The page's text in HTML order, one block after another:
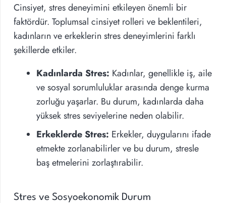
Cinsiyet, stres deneyimini etkileyen önemli bir
faktördür. Toplumsal cinsiyet rolleri ve beklentileri,
kadınların ve erkeklerin stres deneyimlerini farklı
şekillerde etkiler.
Kadınlarda Stres: Kadınlar, genellikle iş, aile
ve sosyal sorumluluklar arasında denge kurma
zorluğu yaşarlar. Bu durum, kadınlarda daha
yüksek stres seviyelerine neden olabilir.
Erkeklerde Stres: Erkekler, duygularını ifade
etmekte zorlanabilirler ve bu durum, stresle
baş etmelerini zorlaştırabilir.
Stres ve Sosyoekonomik Durum